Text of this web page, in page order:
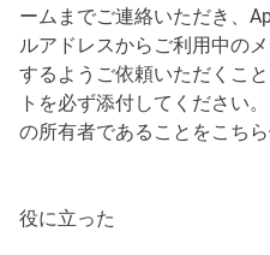
ームまでご連絡いただき、
ルアドレスからご利用中の
するようご依頼いただくこ
トを必ず添付してください
の所有者であることをこちら
役に立った